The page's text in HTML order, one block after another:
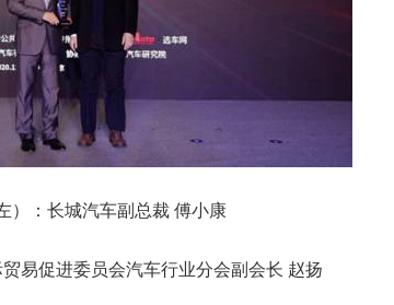
）：长城汽车副总裁 傅小康
促进委员会汽车行业分会副会长 赵扬